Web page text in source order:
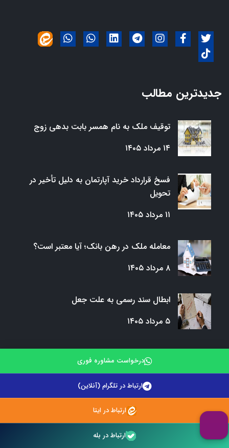
جدیدترین مطالب
توقیف ملک به نام همسر بابت بدهی زوج
۱۴ مرداد ۱۴۰۵
فسخ قرارداد خرید آپارتمان به دلیل تأخیر در
تحویل
۱۱ مرداد ۱۴۰۵
معامله ملک در رهن بانک؛ آیا معتبر است؟
۸ مرداد ۱۴۰۵
ابطال سند رسمی به علت جعل
۵ مرداد ۱۴۰۵
لینک های مفید
صفحه اصلی
درخواست مشاوره حقوقی
درخواست مشاوره فوری
ارتباط در تلگرام (آنلاین)
ارتباط در ایتا
ارتباط در بله